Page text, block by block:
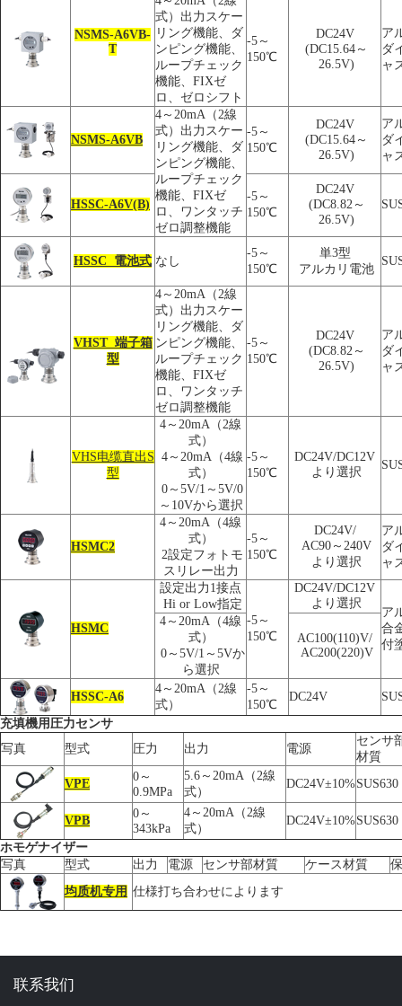
NSMS-A6VB-
T
式）出力スケー
リング機能、ダ
ンピング機能、
ループチェック
機能、FIXゼ
ロ、ゼロシフト
-5～
150℃
DC24V
(DC15.64～
26.5V)
ア
ダ
ャ
NSMS-A6VB
4～20mA（2線
式）出力スケー
リング機能、ダ
ンピング機能、
ループチェック
機能、FIXゼ
ロ、ワンタッチ
ゼロ調整機能
-5～
150℃
DC24V
(DC15.64～
26.5V)
ア
ダ
ャ
HSSC-A6V(B)
-5～
150℃
DC24V
(DC8.82～
26.5V)
HSSC 電池式 なし
-5～
150℃
単3型
アルカリ電池
VHST 端子箱
型
4～20mA（2線
式）出力スケー
リング機能、ダ
ンピング機能、
ループチェック
機能、FIXゼ
ロ、ワンタッチ
ゼロ調整機能
-5～
150℃
DC24V
(DC8.82～
26.5V)
ア
ダ
ャ
VHS电缆直出S
型
4～20mA（2線
式）
4～20mA（4線
式）
0～5V/1～5V/0
～10Vから選択
-5～
150℃
DC24V/DC12V
より選択
HSMC2
4～20mA（4線
式）
2設定フォトモ
スリレー出力
-5～
150℃
DC24V/
AC90～240V
より選択
ア
ダ
ャ
HSMC
設定出力1接点
Hi or Low指定
-5～
150℃
DC24V/DC12V
より選択
ア
合
付
4～20mA（4線
式）
0～5V/1～5Vか
ら選択
AC100(110)V/
AC200(220)V
HSSC-A6
4～20mA（2線
式）
-5～
150℃
DC24V
充填機用圧力センサ
写真
型式 圧力 出力 電源
センサ
材質
VPE
0～
0.9MPa
5.6～20mA（2線
式）
DC24V±10%SUS630
VPB
0～
343kPa
4～20mA（2線
式）
DC24V±10%SUS630
ホモゲナイザー
写真
型式 出力 電源 センサ部材質 ケース材質
均质机专用 仕様打ち合わせによります
联系我们